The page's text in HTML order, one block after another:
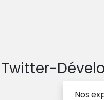
Twitter-
Nos